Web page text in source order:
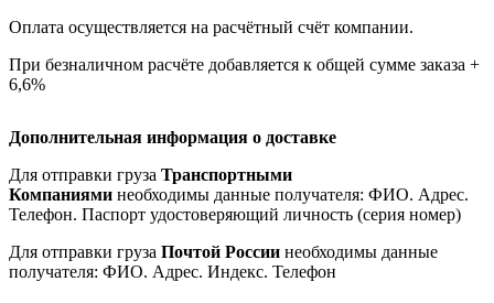
Оплата осуществляется на расчётный счёт компании.
При безналичном расчёте добавляется к общей сумме заказа +
6,6%
Дополнительная информация о доставке
Для отправки груза Транспортными
Компаниями необходимы данные получателя: ФИО. Адрес.
Телефон. Паспорт удостоверяющий личность (серия номер)
Для отправки груза Почтой России необходимы данные
получателя: ФИО. Адрес. Индекс. Телефон